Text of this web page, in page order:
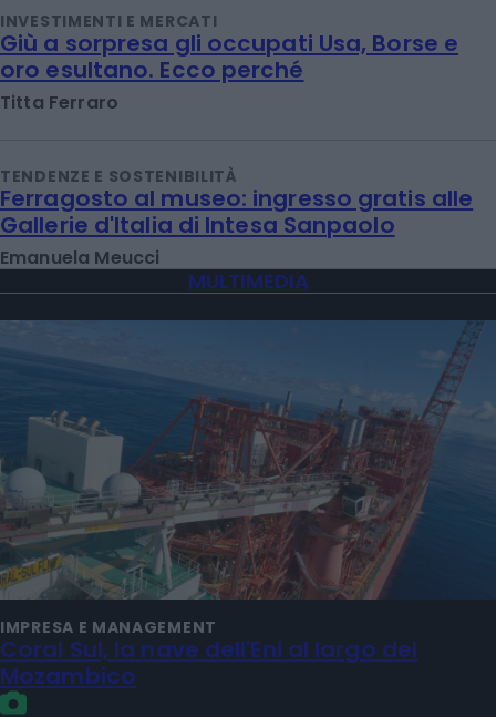
INVESTIMENTI E MERCATI
Giù a sorpresa gli occupati Usa, Borse e
oro esultano. Ecco perché
Titta Ferraro
TENDENZE E SOSTENIBILITÀ
Ferragosto al museo: ingresso gratis alle
Gallerie d'Italia di Intesa Sanpaolo
Emanuela Meucci
MULTIMEDIA
IMPRESA E MANAGEMENT
Coral Sul, la nave dell'Eni al largo del
Mozambico